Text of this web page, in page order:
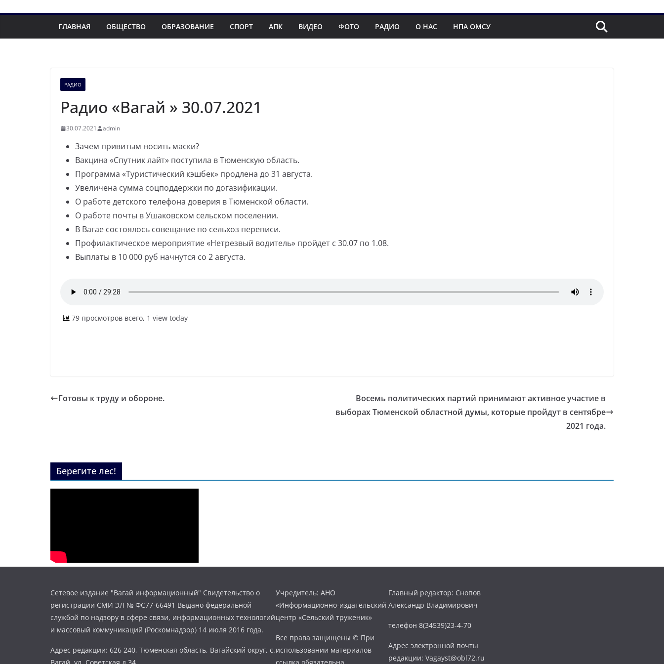
ГЛАВНАЯ ОБЩЕСТВО ОБРАЗОВАНИЕ СПОРТ АПК ВИДЕО ФОТО РАДИО О НАС НПА ОМСУ
РАДИО
Радио «Вагай » 30.07.2021
30.07.2021 admin
Зачем привитым носить маски?
Вакцина «Спутник лайт» поступила в Тюменскую область.
Программа «Туристический кэшбек» продлена до 31 августа.
Увеличена сумма соцподдержки по догазификации.
О работе детского телефона доверия в Тюменской области.
О работе почты в Ушаковском сельском поселении.
В Вагае состоялось совещание по сельхоз переписи.
Профилактическое мероприятие «Нетрезвый водитель» пройдет с 30.07 по 1.08.
Выплаты в 10 000 руб начнутся со 2 августа.
79 просмотров всего, 1 view today
Готовы к труду и обороне.
Восемь политических партий принимают активное участие в
выборах Тюменской областной думы, которые пройдут в сентябре
2021 года.
Берегите лес!
Сетевое издание "Вагай информационный" Свидетельство о
регистрации СМИ ЭЛ № ФС77-66491 Выдано федеральной
службой по надзору в сфере связи, информационных технологий
и массовый коммуникаций (Роскомнадзор) 14 июля 2016 года.
Адрес редакции: 626 240, Тюменская область, Вагайский округ, с.
Учредитель: АНО
«Информационно-издательский
центр «Сельский труженик»
Все права защищены © При
использовании материалов
Главный редактор: Снопов
Александр Владимирович
телефон 8(34539)23-4-70
Адрес электронной почты
редакции: Vagayst@obl72.ru